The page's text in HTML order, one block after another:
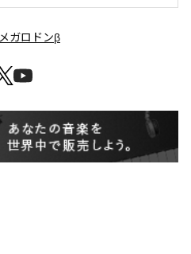
メガロドンβ